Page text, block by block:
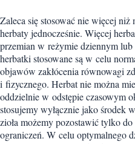
Zaleca się stosować nie więcej
herbaty jednocześnie. Więcej
przemian w reżymie dziennym
herbatki stosowane są w celu
objawów zakłócenia równowagi
i fizycznego. Herbat nie można
oddzielnie w odstępie czasowym
stosujemy wyłącznie jako środek
zioła możemy pozostawić tylko
ograniczeń. W celu optymalnego